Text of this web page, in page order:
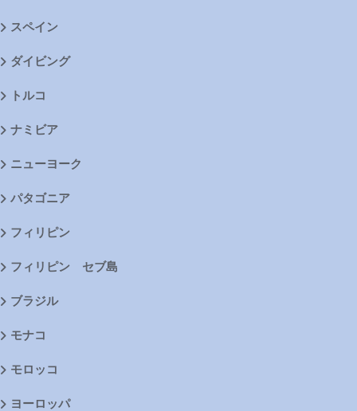
スペイン
ダイビング
トルコ
ナミビア
ニューヨーク
パタゴニア
フィリピン
フィリピン セブ島
ブラジル
モナコ
モロッコ
ヨーロッパ